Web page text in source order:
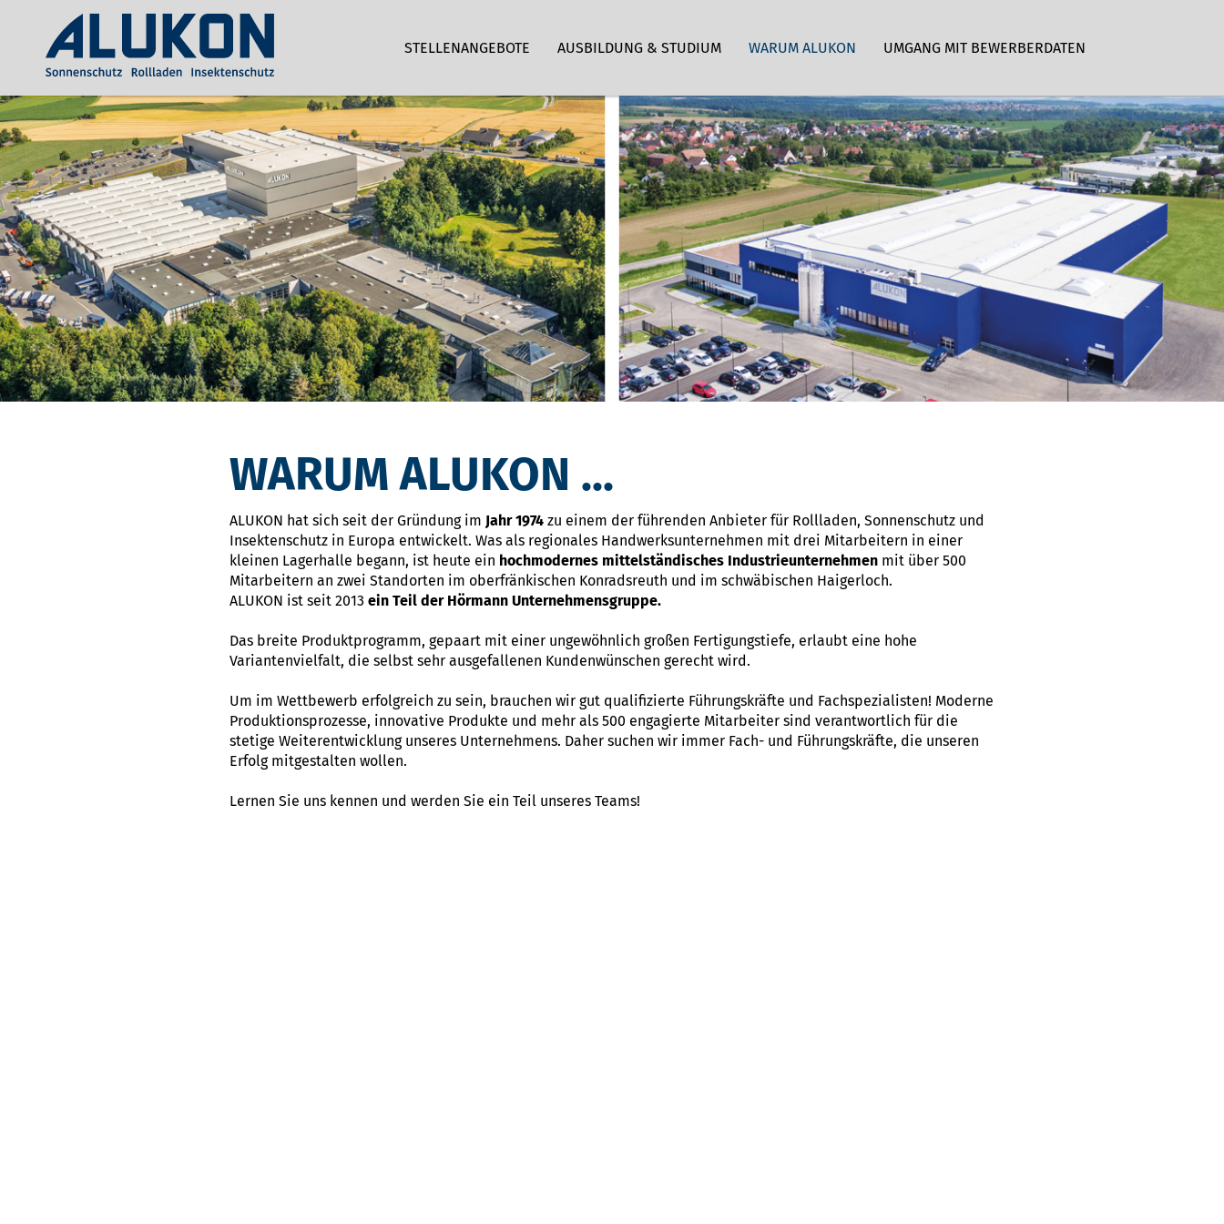
STELLENANGEBOTE AUSBILDUNG & STUDIUM WARUM ALUKON UMGANG MIT BEWERBERDATEN
WARUM ALUKON ...
ALUKON hat sich seit der Gründung im Jahr 1974 zu einem der führenden Anbieter für Rollladen, Sonnenschutz und
Insektenschutz in Europa entwickelt. Was als regionales Handwerksunternehmen mit drei Mitarbeitern in einer
kleinen Lagerhalle begann, ist heute ein hochmodernes mittelständisches Industrieunternehmen mit über 500
Mitarbeitern an zwei Standorten im oberfränkischen Konradsreuth und im schwäbischen Haigerloch.
ALUKON ist seit 2013 ein Teil der Hörmann Unternehmensgruppe.
Das breite Produktprogramm, gepaart mit einer ungewöhnlich großen Fertigungstiefe, erlaubt eine hohe
Variantenvielfalt, die selbst sehr ausgefallenen Kundenwünschen gerecht wird.
Um im Wettbewerb erfolgreich zu sein, brauchen wir gut qualifizierte Führungskräfte und Fachspezialisten! Moderne
Produktionsprozesse, innovative Produkte und mehr als 500 engagierte Mitarbeiter sind verantwortlich für die
stetige Weiterentwicklung unseres Unternehmens. Daher suchen wir immer Fach- und Führungskräfte, die unseren
Erfolg mitgestalten wollen.
Lernen Sie uns kennen und werden Sie ein Teil unseres Teams!